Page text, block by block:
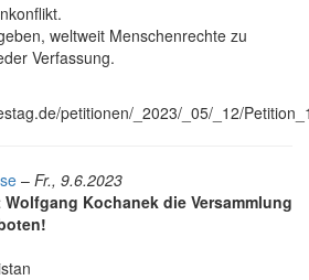
weltweit Menschenrechte zu
Verfassung.
petitionen/_2023/_05/_12/
– Fr., 9.6.2023
Kochanek die Versammlung